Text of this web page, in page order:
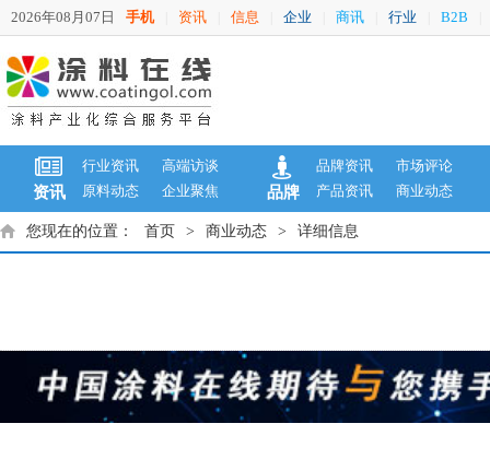
2026年08月07日 手机 资讯 信息 企业 商讯 行业 B2B
资讯
行业资讯
高端访谈
原料动态
企业聚焦 品牌
品牌资讯
市场评论
产品资讯
商业动态
您现在的位置： 首页 > 商业动态 > 详细信息